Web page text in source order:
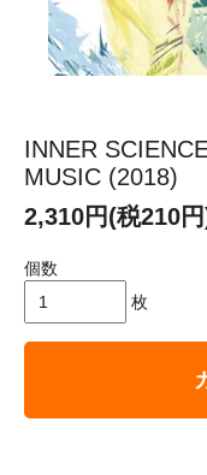
INNER
MUSIC (2018)
2,310円(税210
個数
枚